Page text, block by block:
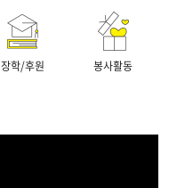
장학/후원 봉사활동